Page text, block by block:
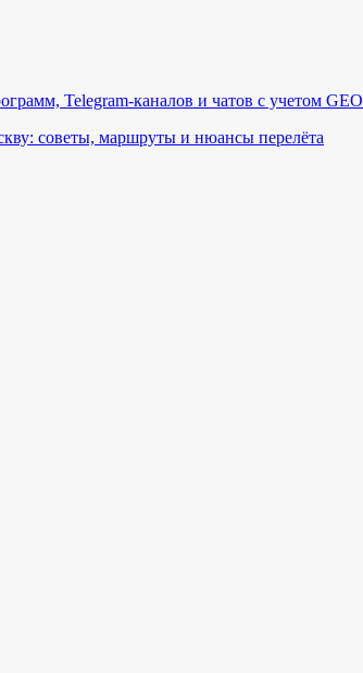
Telegram-каналов и чатов с учетом GEO
советы, маршруты и нюансы перелёта